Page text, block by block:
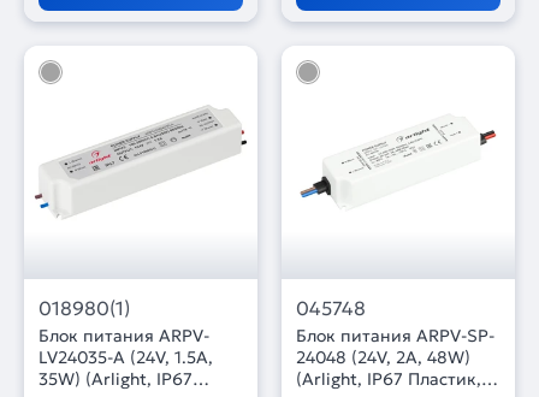
018980(1)
Блок питания ARPV-
LV24035-A (24V, 1.5A,
35W) (Arlight, IP67
045748
Блок питания ARPV-SP-
24048 (24V, 2A, 48W)
(Arlight, IP67 Пластик, 5